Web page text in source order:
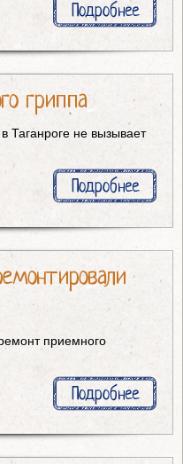
Подробнее
гриппа
Таганроге не вызывает
Подробнее
приемного
Подробнее